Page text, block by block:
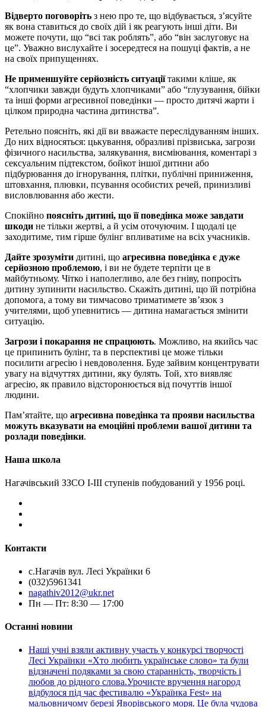
Відверто поговоріть з нею про те, що відбувається, з’ясуйте
як вона ставиться до своїх дій і як реагують інші діти. Ви
можете почути, що “всі так роблять”, або “він заслуговує на
це”. Уважно вислухайте і зосередтеся на пошуці фактів, а не
на своїх припущеннях.
Не применшуйте серйозність ситуаціїтакими кліше, як
“хлопчики завжди будуть хлопчиками” або “глузування, бійки
та інші форми агресивної поведінки — просто дитячі жарти і
цілком природна частина дитинства”.
Ретельно поясніть, які дії ви вважаєте переслідуванням інших.
До них відносяться: цькування, образливі прізвиська, загрози
фізичного насильства, залякування, висміювання, коментарі з
сексуальним підтекстом, бойкот іншої дитини або
підбурювання до ігнорування, плітки, публічні приниження,
штовхання, плювки, псування особистих речей, принизливі
висловлювання або жести.
Спокійно поясніть дитині, що її поведінка може завдати
шкоди не тільки жертві, а й усім оточуючим. І щодалі це
заходитиме, тим гірше булінг впливатиме на всіх учасників.
Дайте зрозуміти дитині, що агресивна поведінка є дуже
серйозною проблемою, і ви не будете терпіти це в
майбутньому. Чітко і наполегливо, але без гніву, попросіть
дитину зупинити насильство. Скажіть дитині, що їй потрібна
допомога, а тому ви тимчасово триматимете зв’язок з
учителями, щоб упевнитись — дитина намагається змінити
ситуацію.
Загрози і покарання не спрацюють. Можливо, на якийсь час
це припинить булінг, та в перспективі це може тільки
посилити агресію і невдоволення. Буде зайвим концентрувати
увагу на відчуттях дитини, яку булять. Той, хто виявляє
агресію, як правило відсторонюється від почуттів іншої
людини.
Пам’ятайте, що агресивна поведінка та прояви насильства
можуть вказувати на емоційні проблеми вашої дитини та
розлади поведінки.
Наша школа
Нагачівський ЗЗСО І-ІІІ ступенів побудований у 1956 році.
Контакти
с.Нагачів вул. Лесі Українки 6
(032)5961341
nagathiv2012@ukr.net
Пн — Пт: 8:30 — 17:00
Останні новини
Наші учні взяли активну участь у конкурсі творчості
Лесі Українки «Хто любить українське слово» та були
відзначені подяками за свою старанність, творчість і
любов до рідного слова.Урочисте вручення нагород
відбулося під час фестивалю «Українка Fest» на
мальовничому березі Яворівського моря. Це була чудова